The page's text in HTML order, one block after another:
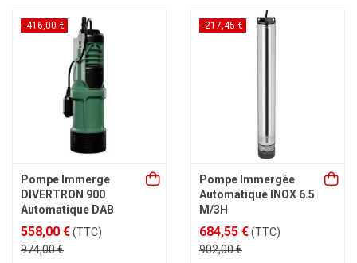
-416,00 €
Pompe Immerge
DIVERTRON 900
Automatique DAB
558,00 €(TTC)
974,00 €
-217,45 €
Pompe Immergée
Automatique INOX 6.5
M/3H
684,55 €(TTC)
902,00 €